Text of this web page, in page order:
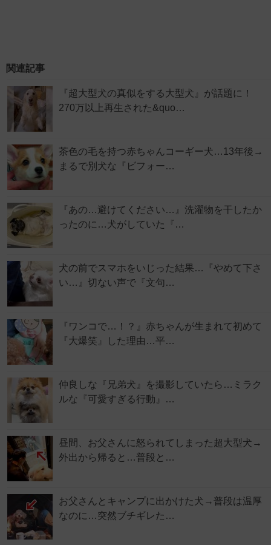
関連記事
『超大型犬の真似をする大型犬』が話題に！
270万以上再生された&quo…
茶色の毛を持つ赤ちゃんコーギー犬…13年後→
まるで別犬な『ビフォー…
『あの…避けてください…』洗濯物を干したか
ったのに…犬がしていた『…
犬の前でスマホをいじった結果…『やめて下さ
い…』切ない声で『文句…
『ワンコで…！？』赤ちゃんが生まれて初めて
『大爆笑』した理由…平…
仲良しな『兄弟犬』を撮影していたら…ミラク
ルな『可愛すぎる行動』…
昼間、お父さんに怒られてしまった超大型犬→
外出から帰ると…普段と…
お父さんとキャンプに出かけた犬→普段は温厚
なのに…突然ブチギレた…